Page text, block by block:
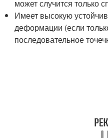
может случится только
Имеет высокую
деформации (если
последовательное